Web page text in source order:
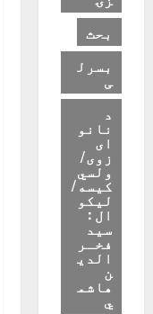
بحث
بسرل
ی
د
نانو
ای
زوی/
ولسي
کیسه/
لیکو
ال :
سید
فخـر
الدی
ن
هاشم
ي